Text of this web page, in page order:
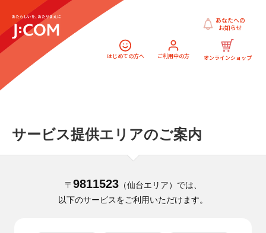
はじめての方へ ご利用中の方 オンラインショップ
あなたへの
お知らせ
サービス提供エリアのご案内
〒 9811523（仙台エリア）では、
以下のサービスをご利用いただけます。